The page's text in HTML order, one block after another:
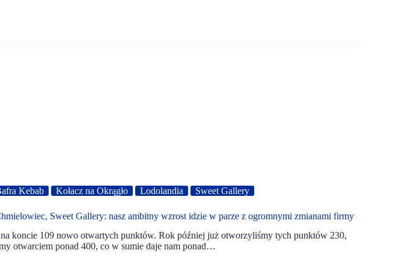
Kebab Kołacz na Okrągło Lodolandia Sweet Gallery
Sweet Gallery: nasz ambitny wzrost idzie w parze z ogromnymi zmianami firmy
koncie 109 nowo otwartych punktów. Rok później już otworzyliśmy tych punktów 230,
otwarciem ponad 400, co w sumie daje nam ponad…